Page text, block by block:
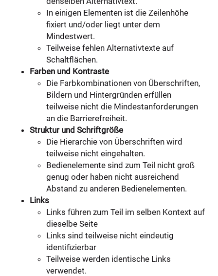
In einigen Elementen ist die Zeilenhöhe
fixiert und/oder liegt unter dem
Mindestwert.
Teilweise fehlen Alternativtexte auf
Schaltflächen.
Farben und Kontraste
Die Farbkombinationen von Überschriften,
Bildern und Hintergründen erfüllen
teilweise nicht die Mindestanforderungen
an die Barrierefreiheit.
Struktur und Schriftgröße
Die Hierarchie von Überschriften wird
teilweise nicht eingehalten.
Bedienelemente sind zum Teil nicht groß
genug oder haben nicht ausreichend
Abstand zu anderen Bedienelementen.
Links
Links führen zum Teil im selben Kontext auf
dieselbe Seite
Links sind teilweise nicht eindeutig
identifizierbar
Teilweise werden identische Links
verwendet.